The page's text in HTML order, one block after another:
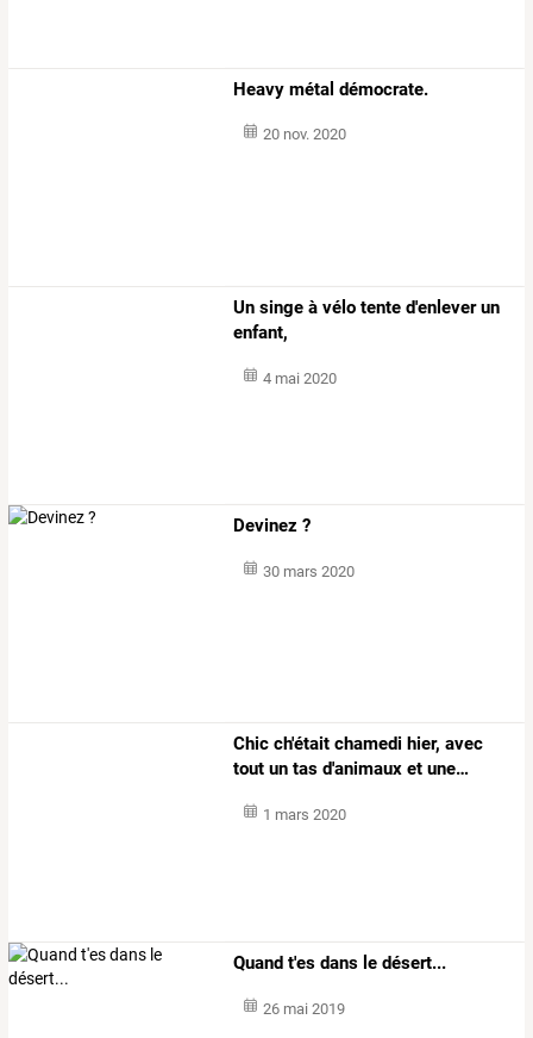
Heavy métal démocrate.
20 nov. 2020
Un singe à vélo tente d'enlever un
enfant,
4 mai 2020
Devinez ?
30 mars 2020
Chic ch'était chamedi hier, avec
tout un tas d'animaux et une…
1 mars 2020
Quand t'es dans le désert...
26 mai 2019